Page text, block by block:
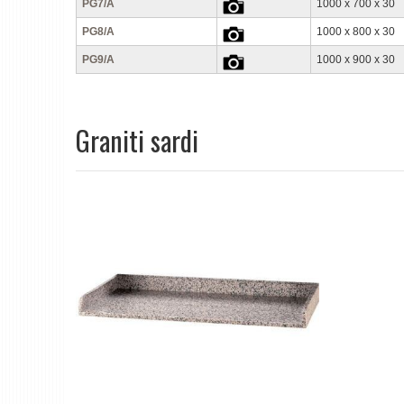
PG7/A 1000 x 700 x 30
PG8/A 1000 x 800 x 30
PG9/A 1000 x 900 x 30
Graniti sardi